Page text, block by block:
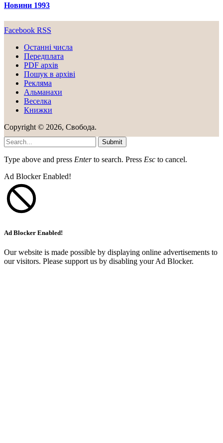
Новини 1993
Facebook RSS
Останні числа
Передплата
PDF aрхів
Пошук в архіві
Рекляма
Альманахи
Веселка
Книжки
Copyright © 2026, Свобода.
Submit
Type above and press Enterto search. Press Esc to cancel.
Ad Blocker Enabled!
Ad Blocker Enabled!
Our website is made possible by displaying online advertisements to
our visitors. Please support us by disabling your Ad Blocker.